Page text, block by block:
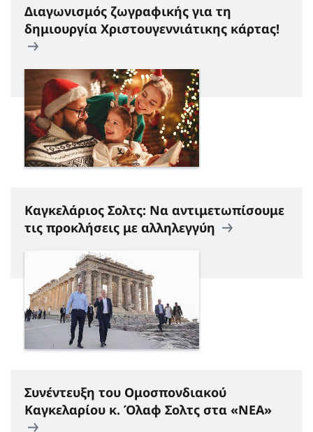
Διαγωνισμός ζωγραφικής για τη
δημιουργία Χριστουγεννιάτικης κάρτας!
Καγκελάριος Σολτς: Να αντιμετωπίσουμε
τις προκλήσεις με αλληλεγγύη
Συνέντευξη του Ομοσπονδιακού
Καγκελαρίου κ. Όλαφ Σολτς στα «ΝΕΑ»